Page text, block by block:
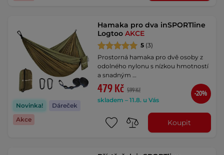
Novinka!
Dáreček
Akce
Hamaka pro dva inSPORTline
LogtooAKCE
5 (3)
Prostorná hamaka pro dvě osoby z
odolného nylonu s nízkou hmotností
a snadným …
479 Kč 599 Kč
skladem – 11.8. u Vás
-20%
Koupit